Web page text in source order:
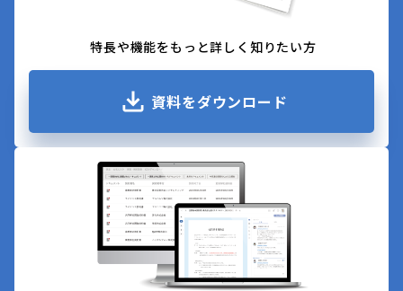
特長や機能をもっと詳しく知りたい方
資料をダウンロード